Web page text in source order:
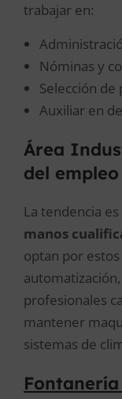
trabajar en:
Nóminas y
Selección de
Auxiliar en
Área
del
La tendencia es
manos
optan por
profesionales
mantener
sistemas de